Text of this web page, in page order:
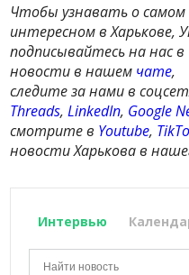
Чтобы узнавать о
интересном в Харькове,
подписывайтесь на нас в
новости в нашем чате,
следите за нами в
Threads,LinkedIn, Google
смотрите в Youtube,
новости Харькова в
Интервью